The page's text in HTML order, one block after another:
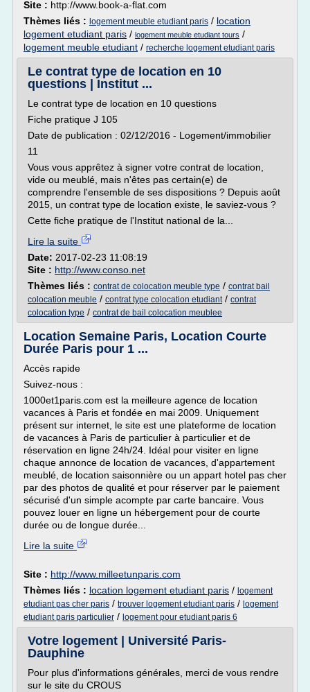
Site : http://www.book-a-flat.com
Thèmes liés : logement meuble etudiant paris / location
logement etudiant paris / logement meuble etudiant tours /
logement meuble etudiant / recherche logement etudiant paris
Le contrat type de location en 10
questions | Institut ...
Le contrat type de location en 10 questions
Fiche pratique J 105
Date de publication : 02/12/2016 - Logement/immobilier
11
Vous vous apprêtez à signer votre contrat de location,
vide ou meublé, mais n'êtes pas certain(e) de
comprendre l'ensemble de ses dispositions ? Depuis août
2015, un contrat type de location existe, le saviez-vous ?
Cette fiche pratique de l'Institut national de la...
Lire la suite
Date: 2017-02-23 11:08:19
Site : http://www.conso.net
Thèmes liés : contrat de colocation meuble type / contrat bail
colocation meuble / contrat type colocation etudiant/ contrat
colocation type / contrat de bail colocation meublee
Location Semaine Paris, Location Courte
Durée Paris pour 1 ...
Accès rapide
Suivez-nous :
1000et1paris.com est la meilleure agence de location
vacances à Paris et fondée en mai 2009. Uniquement
présent sur internet, le site est une plateforme de location
de vacances à Paris de particulier à particulier et de
réservation en ligne 24h/24. Idéal pour visiter en ligne
chaque annonce de location de vacances, d'appartement
meublé, de location saisonnière ou un appart hotel pas cher
par des photos de qualité et pour réserver par le paiement
sécurisé d'un simple acompte par carte bancaire. Vous
pouvez louer en ligne un hébergement pour de courte
durée ou de longue durée...
Lire la suite
Site : http://www.milleetunparis.com
Thèmes liés : location logement etudiant paris / logement
etudiant pas cher paris / trouver logement etudiant paris / logement
etudiant paris particulier / logement pour etudiant paris 6
Votre logement | Université Paris-
Dauphine
Pour plus d'informations générales, merci de vous rendre
sur le site du CROUS